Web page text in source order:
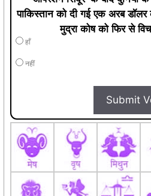
पाकिस्तान को दी गई एक अरब डॉलर
मुद्रा कोष को फिर से
हाँ
नहीं
Submit